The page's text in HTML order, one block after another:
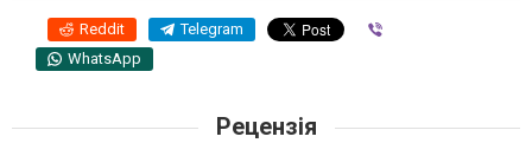
Reddit Telegram
WhatsApp
Рецензія